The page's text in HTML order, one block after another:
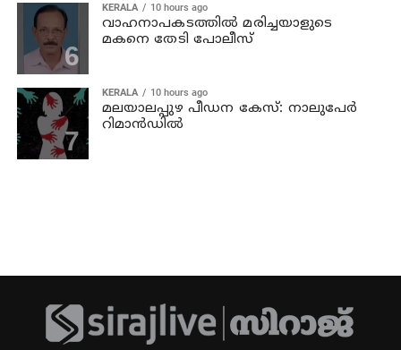
KERALA 10 hours ago
വാഹനാപകടത്തില്‍ മരിച്ചയാളുടെ
മകനെ തേടി പോലീസ്
KERALA 10 hours ago
മലയാലപ്പുഴ പീഡന കേസ്: നാലുപേര്‍
റിമാന്‍ഡില്‍